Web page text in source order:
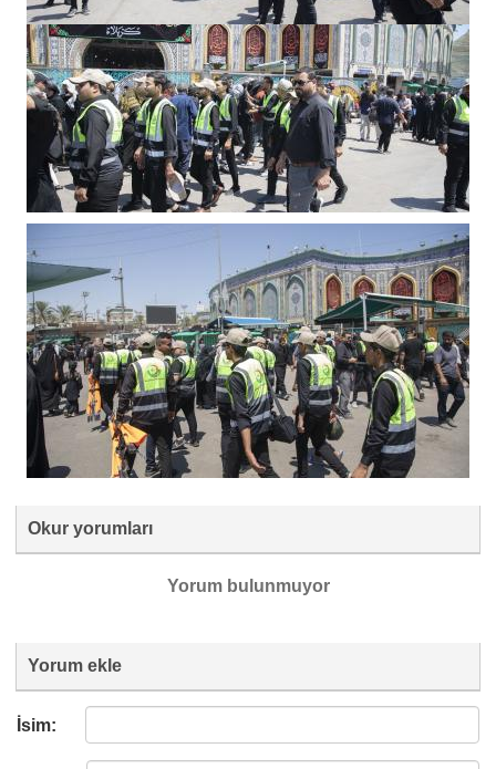
Okur yorumları
Yorum bulunmuyor
Yorum ekle
İsim: